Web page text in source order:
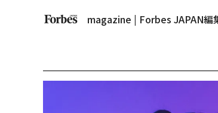
magazine | Forbes JAPAN編